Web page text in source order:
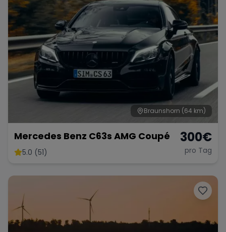
Braunshorn (64 km)
Mercedes Benz C63s AMG Coupé
5.0 (51)
300€
pro Tag